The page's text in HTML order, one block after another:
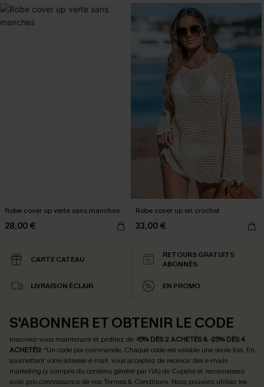
Robe cover up verte sans manches
28,00 €
Robe cover up en crochet
33,00 €
CARTE CATEAU
RETOURS GRATUITS
ABONNÉS
LIVRAISON ÉCLAIR EN PROMO
S'ABONNER ET OBTENIR LE CODE
Inscrivez-vous maintenant et profitez de -15% DÈS 2 ACHETÉS & -25% DÈS 4
ACHETÉS! *Un code par commande. Chaque code est valable une seule fois. En
soumettant votre adresse e-mail, vous acceptez de recevoir des e-mails
marketing (y compris du contenu généré par l'IA) de Cupshe et reconnaissez
avoir pris connaissance de nosTermes & Conditions. Nous pouvons utiliser les